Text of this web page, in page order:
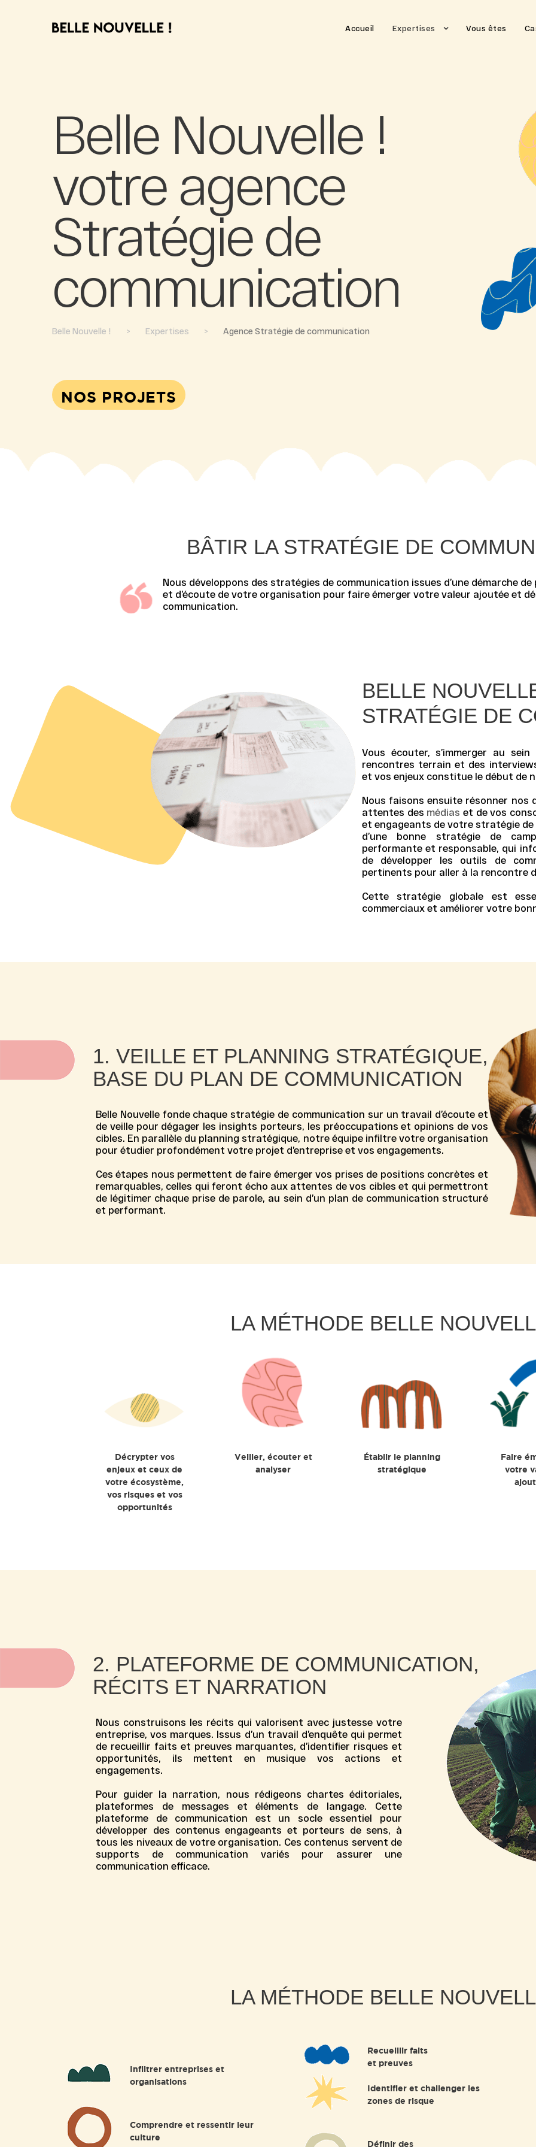
Accueil Expertises Vous êtes
Belle Nouvelle !
votre agence
Stratégie de
communication
Belle Nouvelle ! > Expertises > Agence Stratégie de communication
NOS PROJETS
BÂTIR LA STRATÉGIE DE
Nous développons des stratégies de communication issues d’une démarche
et d’écoute de votre organisation pour faire émerger votre valeur ajoutée et
communication.
BELLE
STRATÉGIE DE
Vous écouter, s’immerger au
rencontres terrain et des
et vos enjeux constitue le début de
Nous faisons ensuite résonner nos
attentes des médias et de vos
et engageants de votrestratégie de
d’une bonne stratégiede
performante et responsable, qui
de développer les outils de
pertinents pour aller à la rencontre
Cettestratégie globale est
commerciauxet améliorer votre
1. VEILLE ET PLANNING STRATÉGIQUE,
BASE DU PLAN DE COMMUNICATION
Belle Nouvelle fonde chaquestratégie de communication sur un travail d’écoute et
de veille pour dégager les insights porteurs, les préoccupations et opinions de vos
cibles. En parallèle du planning stratégique, notre équipe infiltre votre organisation
pour étudier profondément votre projet d’entreprise et vos engagements.
Ces étapes nous permettent de faire émerger vos prises de positions concrètes et
remarquables, celles qui feront écho aux attentes de vos cibles et qui permettront
de légitimer chaque prise de parole, au sein d’un plan de communication structuré
et performant.
LA MÉTHODE BELLE
Décrypter vos
enjeux et ceux de
votre écosystème,
vos risques et vos
opportunités
Veiller, écouter et
analyser
Établir le planning
stratégique
Faire
votre
2. PLATEFORME DE COMMUNICATION,
RÉCITS ET NARRATION
Nous construisons les récits qui valorisent avec justesse votre
entreprise, vos marques. Issus d’un travail d’enquête qui permet
de recueillir faits et preuves marquantes, d’identifier risques et
opportunités, ils mettent en musique vos actions et
engagements.
Pour guider la narration, nous rédigeons chartes éditoriales,
plateformes de messages et éléments de langage. Cette
plateforme de communication est un socle essentiel pour
développer des contenus engageants et porteurs de sens, à
tous les niveaux de votre organisation. Ces contenus servent de
supports de communication variés pour assurer une
communication efficace.
LA MÉTHODE BELLE
Infiltrer entreprises et
organisations
Comprendre et ressentir leur
culture
Recueillir faits
et preuves
Identifier et challenger les
zones de risque
Définir des